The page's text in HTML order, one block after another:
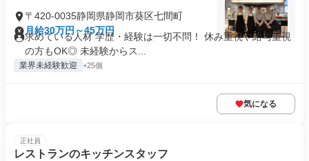
〒420-0035静岡県静岡市葵区七間町
月給30万円～45万円
求めている人材 学歴・経験は一切不問！ 休み重視や給与重視
の方もOK◎ 未経験からス...
業界未経験歓迎 +25個
気になる
正社員
レストランのキッチンスタッフ